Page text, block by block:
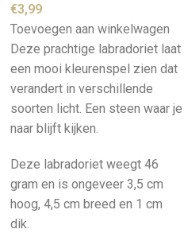
€3,99
Toevoegen aan winkelwagen
Deze prachtige labradoriet laat
een mooi kleurenspel zien dat
verandert in verschillende
soorten licht. Een steen waar je
naar blijft kijken.
Deze labradoriet weegt 46
gram en is ongeveer 3,5 cm
hoog, 4,5 cm breed en 1 cm
dik.